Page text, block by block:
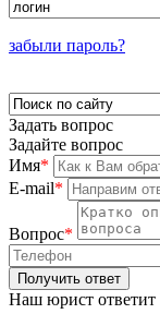
забыли пароль?
Задать вопрос
Задайте вопрос
Имя*
E-mail*
Вопрос*
Наш юрист ответит